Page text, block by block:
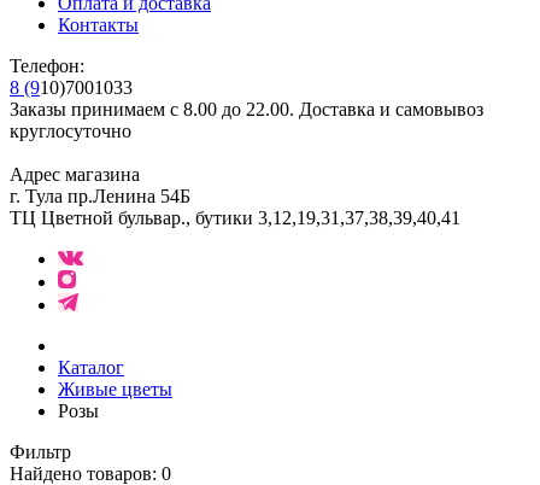
Контакты
Телефон:
8 (910)7001033
Заказы принимаем с 8.00 до 22.00. Доставка и самовывоз
круглосуточно
Адрес магазина
г. Тула пр.Ленина 54Б
ТЦ Цветной бульвар., бутики 3,12,19,31,37,38,39,40,41
Каталог
Живые цветы
Розы
Фильтр
Найдено товаров: 0